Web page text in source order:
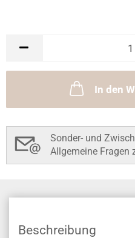
In den
Sonder- und
Allgemeine Fragen
Beschreibung